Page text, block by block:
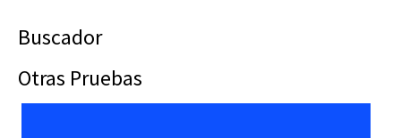
Buscador
Otras Pruebas